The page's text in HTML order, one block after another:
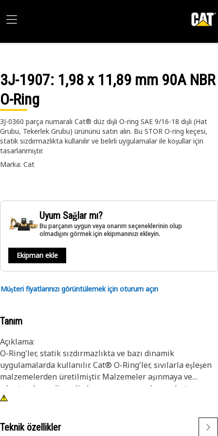
3J-1907: 1,98 x 11,89 mm 90A NBR
O-Ring
3J-0360 parça numaralı Cat® düz dişli O-ring SAE 9/16-18 dişli (Hat
Grubu, Tekerlek Grubu) ürününü satın alın. Bu STOR O-ring keçesi,
statik sızdırmazlıkta kullanılır ve belirli uygulamalar ile koşullar için
tasarlanmıştır.
Marka: Cat
Uyum Sağlar mı?
Bu parçanın uygun veya onarım seçeneklerinin olup
olmadığını görmek için ekipmanınızı ekleyin.
Ekipman ekle
Müşteri fiyatlarınızı görüntülemek için oturum açın
Tanım
Açıklama:
O-Ring'ler, statik sızdırmazlıkta ve bazı dinamik
uygulamalarda kullanılır. Cat® O-Ring'ler, sıvılarla eşleşen
malzemelerden üretilmiştir. Malzemeler aşınmaya ve
çıkıntıya karşı dirençli olmanın yanı sıra, keçe sıkıştırma
takımına karşı üstün direnç sağlar. Ayrıca, belirli Cat O-
ve kesilmesini en aza indirmek için PTFE ile kaplanmıştır.
Teknik özellikler